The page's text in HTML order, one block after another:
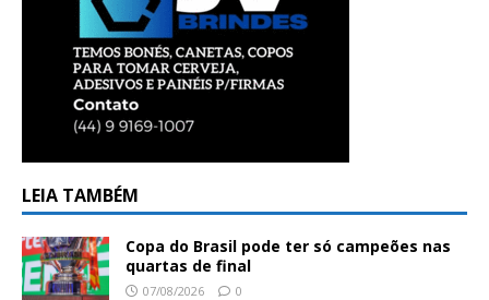
LEIA TAMBÉM
Copa do Brasil pode ter só campeões nas
quartas de final
07/08/2026 0